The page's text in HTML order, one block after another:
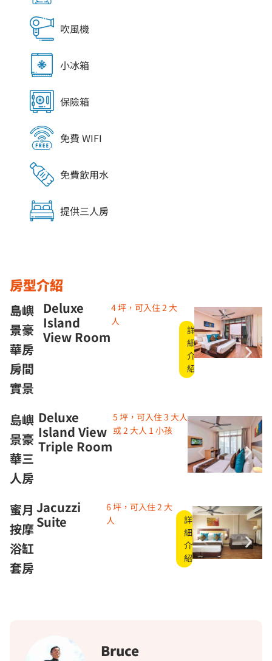
吹風機
小冰箱
保險箱
免費 WIFI
免費飲用水
提供三人房
房型介紹
島嶼
景豪
華房
房間
實景
詳
細
介
紹
Deluxe
Island
View Room
4 坪，可入住 2 大
人
島嶼
景豪
華三
人房
Deluxe
Island View
Triple Room
5 坪，可入住 3 大人
或 2 大人 1 小孩
蜜月
按摩
浴缸
套房
詳
細
介
紹
Jacuzzi
Suite
6 坪，可入住 2 大
人
Bruce